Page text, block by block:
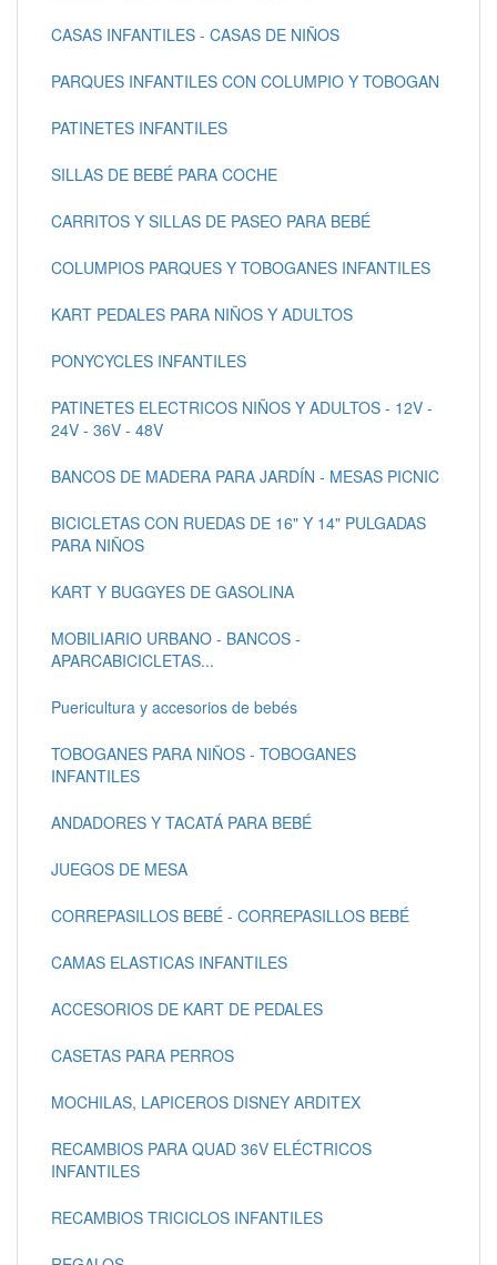
CASAS INFANTILES - CASAS DE NIÑOS
PARQUES INFANTILES CON COLUMPIO Y TOBOGAN
PATINETES INFANTILES
SILLAS DE BEBÉ PARA COCHE
CARRITOS Y SILLAS DE PASEO PARA BEBÉ
COLUMPIOS PARQUES Y TOBOGANES INFANTILES
KART PEDALES PARA NIÑOS Y ADULTOS
PONYCYCLES INFANTILES
PATINETES ELECTRICOS NIÑOS Y ADULTOS - 12V -
24V - 36V - 48V
BANCOS DE MADERA PARA JARDÍN - MESAS PICNIC
BICICLETAS CON RUEDAS DE 16" Y 14" PULGADAS
PARA NIÑOS
KART Y BUGGYES DE GASOLINA
MOBILIARIO URBANO - BANCOS -
APARCABICICLETAS...
Puericultura y accesorios de bebés
TOBOGANES PARA NIÑOS - TOBOGANES
INFANTILES
ANDADORES Y TACATÁ PARA BEBÉ
JUEGOS DE MESA
CORREPASILLOS BEBÉ - CORREPASILLOS BEBÉ
CAMAS ELASTICAS INFANTILES
ACCESORIOS DE KART DE PEDALES
CASETAS PARA PERROS
MOCHILAS, LAPICEROS DISNEY ARDITEX
RECAMBIOS PARA QUAD 36V ELÉCTRICOS
INFANTILES
RECAMBIOS TRICICLOS INFANTILES